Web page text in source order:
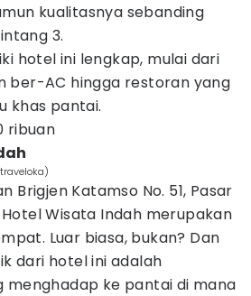
kualitasnya sebanding
3.
hotel ini lengkap, mulai dari
ber-AC hingga restoran yang
khas pantai.
ribuan
Brigjen Katamso No. 51, Pasar
Hotel Wisata Indah merupakan
Luar biasa, bukan? Dan
dari hotel ini adalah
menghadap ke pantai di mana